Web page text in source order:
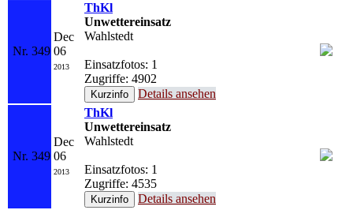
Nr. 349
Dec
06
2013
ThKl
Unwettereinsatz
Wahlstedt
Einsatzfotos: 1
Zugriffe: 4902
Details ansehen
Nr. 349
Dec
06
2013
ThKl
Unwettereinsatz
Wahlstedt
Einsatzfotos: 1
Zugriffe: 4535
Details ansehen